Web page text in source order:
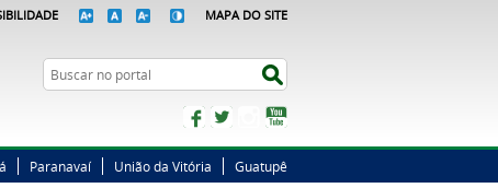
MAPA DO SITE
Busca
FacebookTwitterInstagram
Paranavaí União da Vitória Guatupê